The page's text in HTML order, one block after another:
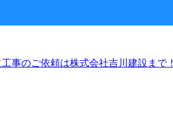
事のご依頼は株式会社吉川建設まで！